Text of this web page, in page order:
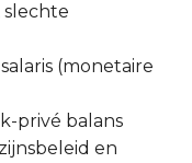
slechte
(monetaire
privé balans
en